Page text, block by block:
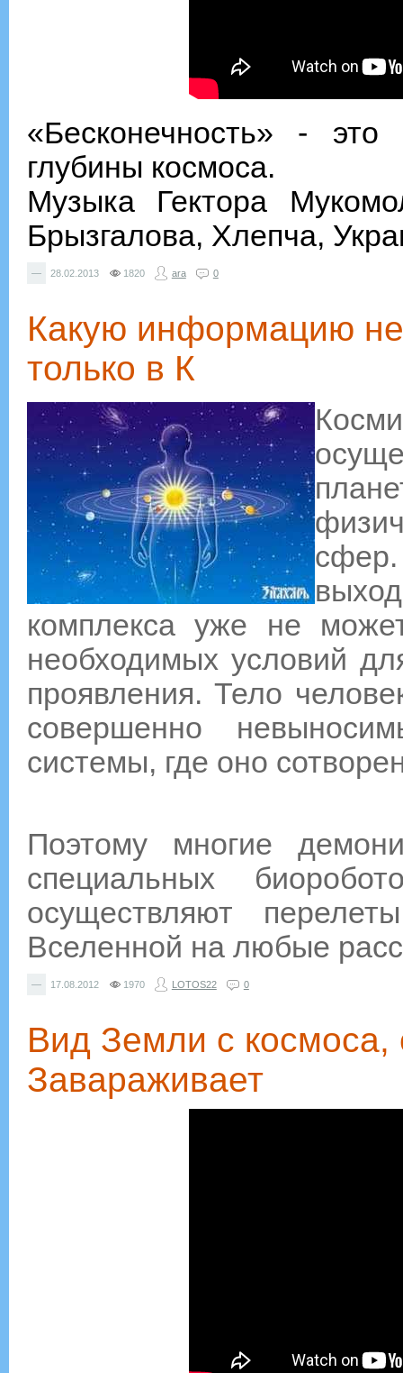
«Бесконечность» - это
глубины космоса.
Музыка Гектора
Брызгалова, Хлепча,
— 28.02.2013 1820 ara 0
Какую информацию
только в К
сфер.
комплекса уже не
необходимых условий
проявления. Тело
совершенно
системы, где оно
Поэтому многие
специальных
осуществляют
Вселенной на любые
— 17.08.2012 1970 LOTOS22 0
Вид Земли с
Завараживает